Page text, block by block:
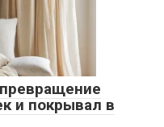
и покрывал в